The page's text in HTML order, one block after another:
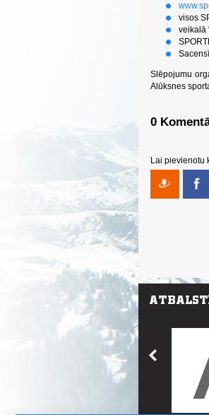
visos
veikalā
Slēpojumu
Alūksnes
0
Lai pievienotu